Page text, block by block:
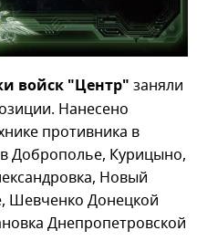
войск "Центр" заняли
Нанесено
противника в
Доброполье, Курицыно,
Новый
Шевченко Донецкой
Днепропетровской